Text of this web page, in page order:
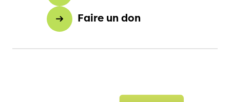
Faire un don